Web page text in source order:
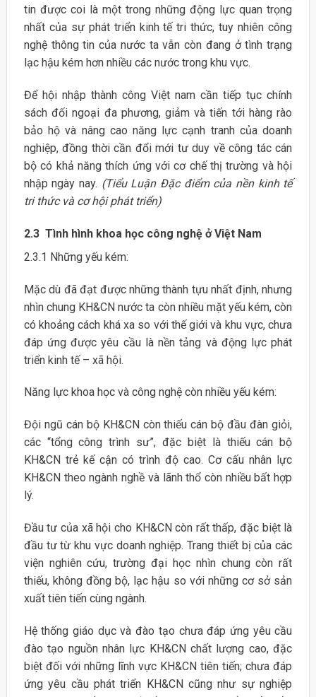
tin được coi là một trong những động lực quan trọng
nhất của sự phát triển kinh tế tri thức, tuy nhiên công
nghệ thông tin của nước ta vẫn còn đang ở tình trạng
lạc hậu kém hơn nhiều các nước trong khu vực.
Để hội nhập thành công Việt nam cần tiếp tục chính
sách đối ngoại đa phương, giảm và tiến tới hàng rào
bảo hộ và nâng cao năng lực cạnh tranh của doanh
nghiệp, đồng thời cần đổi mới tư duy về công tác cán
bộ có khả năng thích ứng với cơ chế thị trường và hội
nhập ngày nay. (Tiểu Luận Đặc điểm của nền kinh tế
tri thức và cơ hội phát triển)
2.3 Tình hình khoa học công nghệ ở Việt Nam
2.3.1 Những yếu kém:
Mặc dù đã đạt được những thành tựu nhất định, nhưng
nhìn chung KH&CN nước ta còn nhiều mặt yếu kém, còn
có khoảng cách khá xa so với thế giới và khu vực, chưa
đáp ứng được yêu cầu là nền tảng và động lực phát
triển kinh tế – xã hội.
Năng lực khoa học và công nghệ còn nhiều yếu kém:
Đội ngũ cán bộ KH&CN còn thiếu cán bộ đầu đàn giỏi,
các “tổng công trình sư”, đặc biệt là thiếu cán bộ
KH&CN trẻ kế cận có trình độ cao. Cơ cấu nhân lực
KH&CN theo ngành nghề và lãnh thổ còn nhiều bất hợp
lý.
Đầu tư của xã hội cho KH&CN còn rất thấp, đặc biệt là
đầu tư từ khu vực doanh nghiệp. Trang thiết bị của các
viện nghiên cứu, trường đại học nhìn chung còn rất
thiếu, không đồng bộ, lạc hậu so với những cơ sở sản
xuất tiên tiến cùng ngành.
Hệ thống giáo dục và đào tạo chưa đáp ứng yêu cầu
đào tạo nguồn nhân lực KH&CN chất lượng cao, đặc
biệt đối với những lĩnh vực KH&CN tiên tiến; chưa đáp
ứng yêu cầu phát triển KH&CN cũng như sự nghiệp